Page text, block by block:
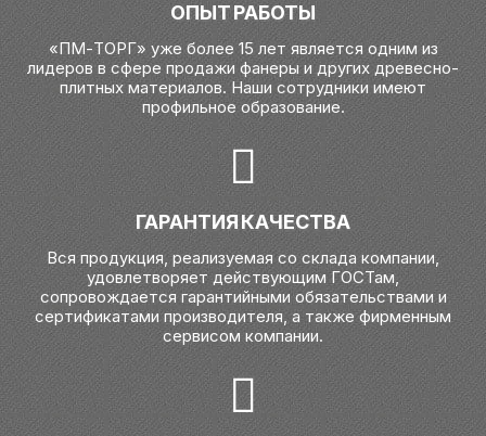
ОПЫТ РАБОТЫ
«ПМ-ТОРГ» уже более 15 лет является одним из
лидеров в сфере продажи фанеры и других древесно-
плитных материалов. Наши сотрудники имеют
профильное образование.
ГАРАНТИЯ КАЧЕСТВА
Вся продукция, реализуемая со склада компании,
удовлетворяет действующим ГОСТам,
сопровождается гарантийными обязательствами и
сертификатами производителя, а также фирменным
сервисом компании.